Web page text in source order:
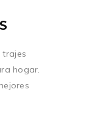
trajes
hogar.